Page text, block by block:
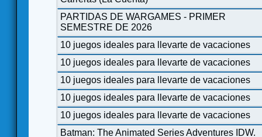
PARTIDAS DE WARGAMES - PRIMER
SEMESTRE DE 2026
10 juegos ideales para llevarte de vacaciones
10 juegos ideales para llevarte de vacaciones
10 juegos ideales para llevarte de vacaciones
10 juegos ideales para llevarte de vacaciones
10 juegos ideales para llevarte de vacaciones
Batman: The Animated Series Adventures IDW.